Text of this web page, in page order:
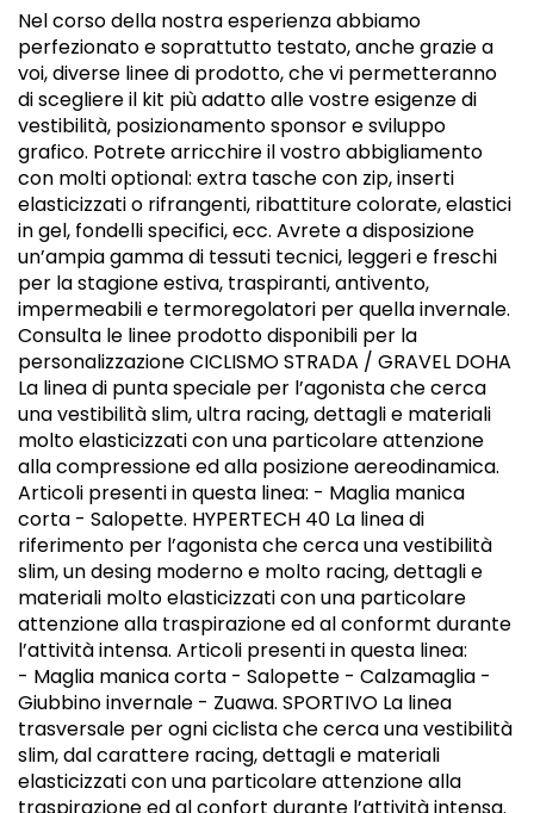
Nel corso della nostra esperienza abbiamo
perfezionato e soprattutto testato, anche grazie a
voi, diverse linee di prodotto, che vi permetteranno
di scegliere il kit più adatto alle vostre esigenze di
vestibilità, posizionamento sponsor e sviluppo
grafico. Potrete arricchire il vostro abbigliamento
con molti optional: extra tasche con zip, inserti
elasticizzati o rifrangenti, ribattiture colorate, elastici
in gel, fondelli specifici, ecc. Avrete a disposizione
un’ampia gamma di tessuti tecnici, leggeri e freschi
per la stagione estiva, traspiranti, antivento,
impermeabili e termoregolatori per quella invernale.
Consulta le linee prodotto disponibili per la
personalizzazione CICLISMO STRADA / GRAVEL DOHA
La linea di punta speciale per l’agonista che cerca
una vestibilità slim, ultra racing, dettagli e materiali
molto elasticizzati con una particolare attenzione
alla compressione ed alla posizione aereodinamica.
Articoli presenti in questa linea: - Maglia manica
corta - Salopette. HYPERTECH 40 La linea di
riferimento per l’agonista che cerca una vestibilità
slim, un desing moderno e molto racing, dettagli e
materiali molto elasticizzati con una particolare
attenzione alla traspirazione ed al conformt durante
l’attività intensa. Articoli presenti in questa linea:
- Maglia manica corta - Salopette - Calzamaglia -
Giubbino invernale - Zuawa. SPORTIVO La linea
trasversale per ogni ciclista che cerca una vestibilità
slim, dal carattere racing, dettagli e materiali
elasticizzati con una particolare attenzione alla